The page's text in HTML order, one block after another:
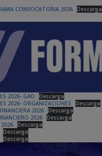
CONVOCATORIA 2026 Descarga
2026- GAD
Descarga
2026- ORGANIZACIONES
Descarga
2026
Descarga
2026
Descarga
Descarga
Descarga
Descarga